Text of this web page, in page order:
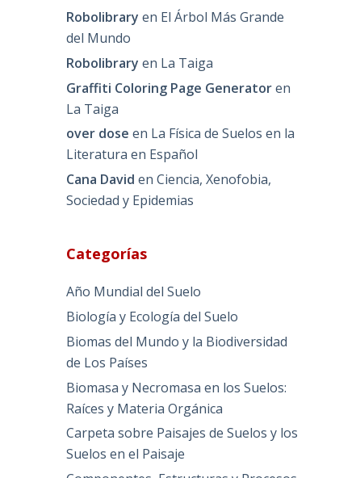
Robolibrary en El Árbol Más Grande
del Mundo
Robolibrary en La Taiga
Graffiti Coloring Page Generatoren
La Taiga
over dose en La Física de Suelos en la
Literatura en Español
Cana David enCiencia, Xenofobia,
Sociedad y Epidemias
Categorías
Año Mundial del Suelo
Biología y Ecología del Suelo
Biomas del Mundo y la Biodiversidad
de Los Países
Biomasa y Necromasa en los Suelos:
Raíces y Materia Orgánica
Carpeta sobre Paisajes de Suelos y los
Suelos en el Paisaje